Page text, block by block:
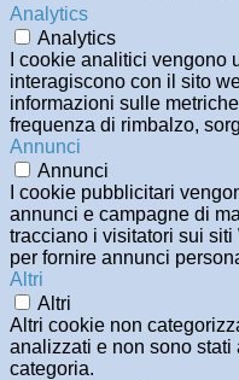
Analytics
Analytics
I cookie analitici
interagiscono con il sito
informazioni sulle
frequenza di rimbalzo,
Annunci
Annunci
I cookie pubblicitari
annunci e campagne di
tracciano i visitatori sui
per fornire annunci
Altri
Altri
Altri cookie non
analizzati e non sono
categoria.